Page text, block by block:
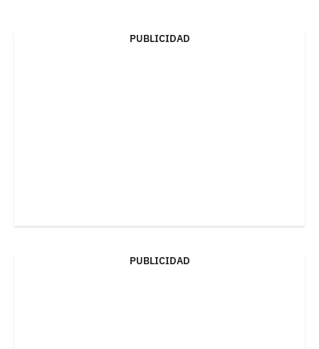
PUBLICIDAD
PUBLICIDAD